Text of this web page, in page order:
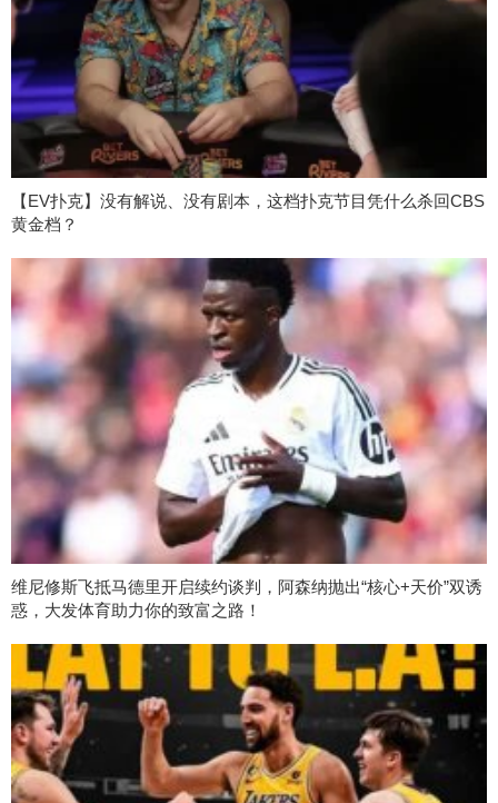
【EV扑克】没有解说、没有剧本，这档扑克节目凭什么杀回CBS
黄金档？
维尼修斯飞抵马德里开启续约谈判，阿森纳抛出“核心+天价”双诱
惑，大发体育助力你的致富之路！